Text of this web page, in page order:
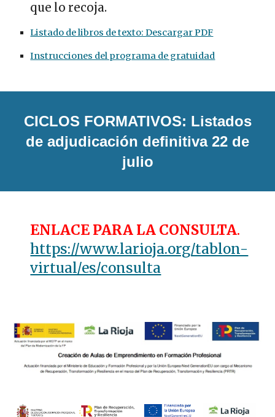
que lo recoja.
Listado de libros de texto: Descargar PDF
Instrucciones del programa de gratuidad
CICLOS FORMATIVOS: Listados
de adjudicación definitiva 22 de
julio
ENLACE PARA LA CONSULTA.
https://www.larioja.org/tablon-
virtual/es/consulta